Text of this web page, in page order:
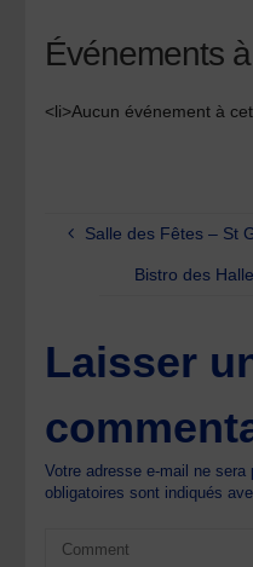
Événements
<li>Aucun événement à
Salle des Fêtes – St
Bistro des
Laisser
Votre adresse e-mail ne sera
obligatoires sont indiqués